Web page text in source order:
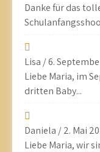
Danke für das
Lisa /6.
Liebe Maria, im
dritten Baby...
Daniela /2. Mai
Liebe Maria, wir